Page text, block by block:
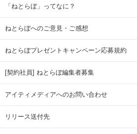
「ねとらぼ」ってなに？
ねとらぼへのご意見・ご感想
ねとらぼプレゼントキャンペーン応募規約
[契約社員] ねとらぼ編集者募集
アイティメディアへのお問い合わせ
リリース送付先